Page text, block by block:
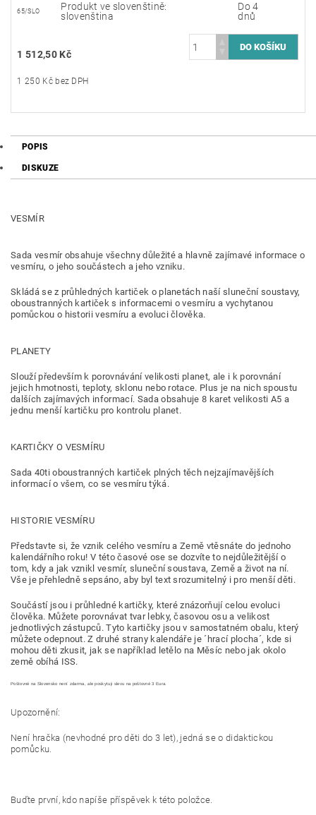
65/SLO
Produkt ve slovenštině:
slovenština
Do 4
dnů
1 512,50 Kč
1 250 Kč bez DPH
POPIS
DISKUZE
VESMÍR
Sada vesmír obsahuje všechny důležité a hlavně zajímavé informace o
vesmíru, o jeho součástech a jeho vzniku.
Skládá se z průhledných kartiček o planetách naší sluneční soustavy,
oboustranných kartiček s informacemi o vesmíru a vychytanou
pomůckou o historii vesmíru a evoluci člověka.
PLANETY
Slouží především k porovnávání velikosti planet, ale i k porovnání
jejich hmotnosti, teploty, sklonu nebo rotace. Plus je na nich spoustu
dalších zajímavých informací. Sada obsahuje 8 karet velikosti A5 a
jednu menší kartičku pro kontrolu planet.
KARTIČKY O VESMÍRU
Sada 40ti oboustranných kartiček plných těch nejzajímavějších
informací o všem, co se vesmíru týká.
HISTORIE VESMÍRU
Představte si, že vznik celého vesmíru a Země vtěsnáte do jednoho
kalendářního roku! V této časové ose se dozvíte to nejdůležitější o
tom, kdy a jak vznikl vesmír, sluneční soustava, Země a život na ní.
Vše je přehledně sepsáno, aby byl text srozumitelný i pro menší děti.
Součástí jsou i průhledné kartičky, které znázorňují celou evoluci
člověka. Můžete porovnávat tvar lebky, časovou osu a velikost
jednotlivých zástupců. Tyto kartičky jsou v samostatném obalu, který
můžete odepnout. Z druhé strany kalendáře je ´hrací plocha´, kde si
mohou děti zkusit, jak se například letělo na Měsíc nebo jak okolo
země obíhá ISS.
Poštovné na Slovensko není zdarma, ale poskytuji slevu na poštovné 3 Eura.
Upozornění:
Není hračka (nevhodné pro děti do 3 let), jedná se o didaktickou
pomůcku.
Buďte první, kdo napíše příspěvek k této položce.